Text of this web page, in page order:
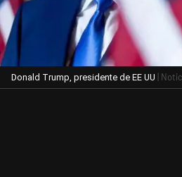
Donald Trump, presidente de EE UU |